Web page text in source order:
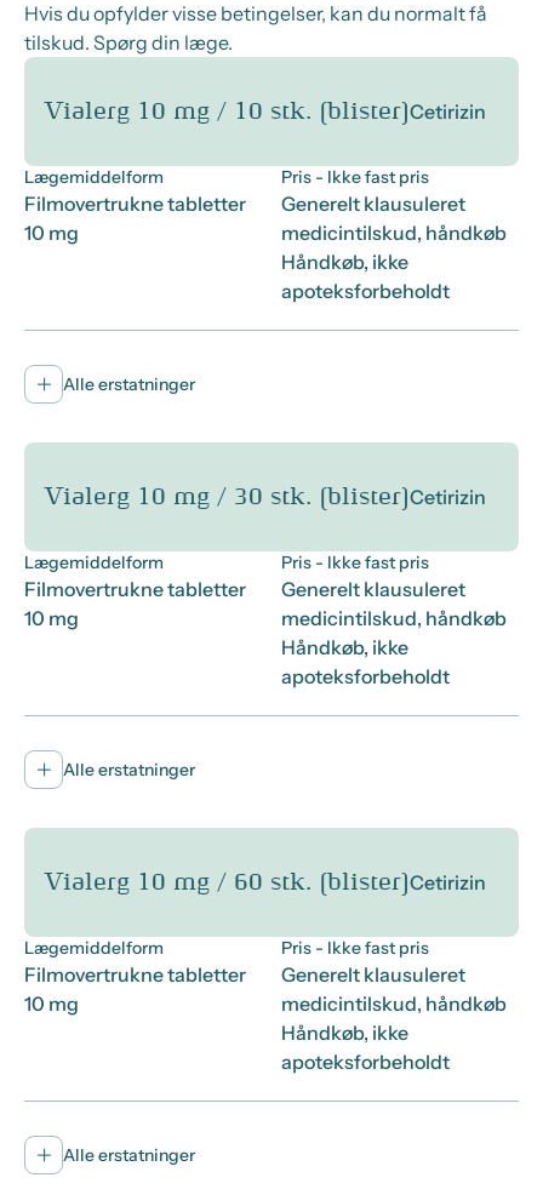
Hvis du opfylder visse betingelser, kan du normalt få
tilskud. Spørg din læge.
Vialerg 10 mg / 10 stk. (blister)Cetirizin
Lægemiddelform
Filmovertrukne tabletter
10 mg
Pris - Ikke fast pris
Generelt klausuleret
medicintilskud, håndkøb
Håndkøb, ikke
apoteksforbeholdt
Alle erstatninger
Vialerg 10 mg / 30 stk. (blister)Cetirizin
Lægemiddelform
Filmovertrukne tabletter
10 mg
Pris - Ikke fast pris
Generelt klausuleret
medicintilskud, håndkøb
Håndkøb, ikke
apoteksforbeholdt
Alle erstatninger
Vialerg 10 mg / 60 stk. (blister)Cetirizin
Lægemiddelform
Filmovertrukne tabletter
10 mg
Pris - Ikke fast pris
Generelt klausuleret
medicintilskud, håndkøb
Håndkøb, ikke
apoteksforbeholdt
Alle erstatninger